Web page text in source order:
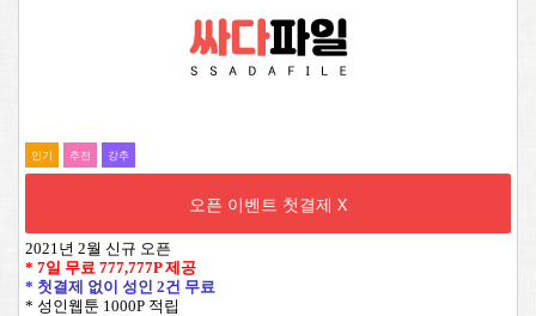
인기 추전 강추
오픈 이벤트 첫결제 X
2021년 2월 신규 오픈
* 7일 무료 777,777P제공
* 첫결제 없이 성인 2건 무료
* 성인웹툰 1000P 적립